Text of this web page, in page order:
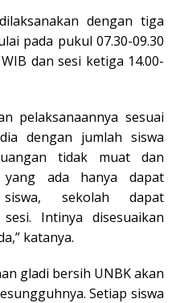
dengan tiga
pada pukul 07.30-09.30
dan sesi ketiga 14.00-
pelaksanaannya sesuai
dengan jumlah siswa
tidak muat dan
ada hanya dapat
sekolah dapat
Intinya disesuaikan
katanya.
gladi bersih UNBK akan
Setiap siswa